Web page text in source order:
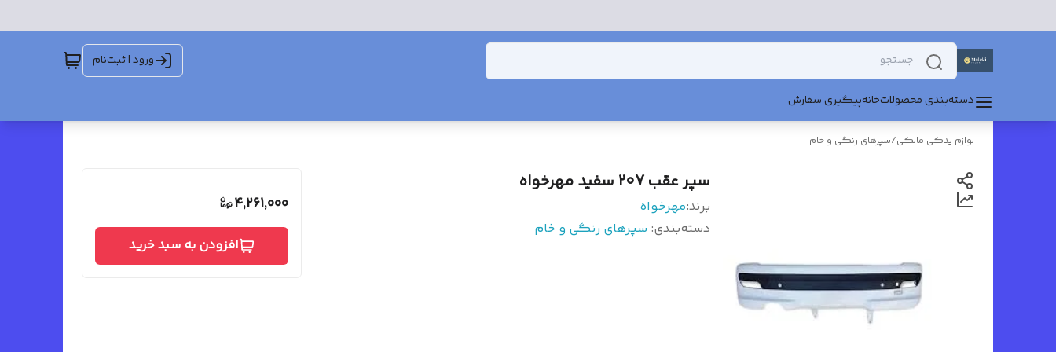
ورود | ثبت‌نام
دسته‌بندی محصولاتخانهپیگیری سفارش
لوازم یدکی مالکی/سپرهای رنگی و خام
سپر عقب 207 سفید مهرخواه
برند:مهرخواه
دسته‌بندی: سپرهای رنگی و خام
4,261,000
افزودن به سبد خرید